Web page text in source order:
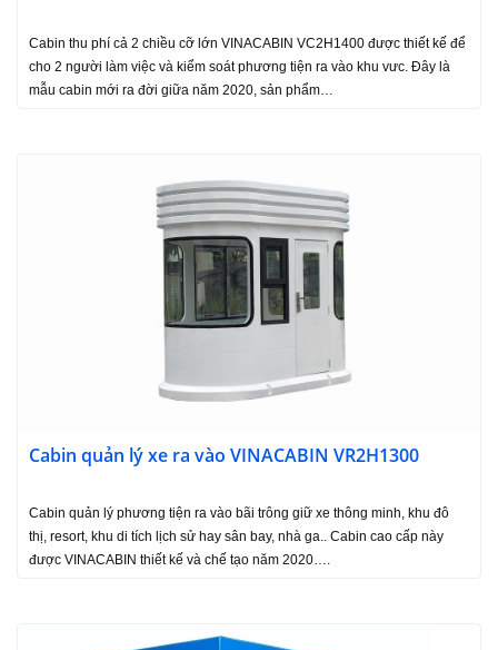
Cabin thu phí cả 2 chiều cỡ lớn VINACABIN VC2H1400 được thiết kế để
cho 2 người làm việc và kiểm soát phương tiện ra vào khu vưc. Đây là
mẫu cabin mới ra đời giữa năm 2020, sản phẩm…
Cabin quản lý xe ra vào VINACABIN VR2H1300
Cabin quản lý phương tiện ra vào bãi trông giữ xe thông minh, khu đô
thị, resort, khu di tích lịch sử hay sân bay, nhà ga.. Cabin cao cấp này
được VINACABIN thiết kế và chế tạo năm 2020….